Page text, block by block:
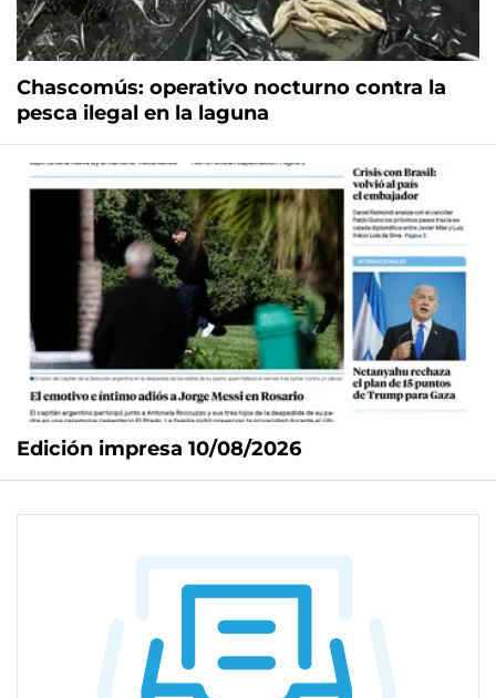
Chascomús: operativo nocturno contra la
pesca ilegal en la laguna
Edición impresa 10/08/2026